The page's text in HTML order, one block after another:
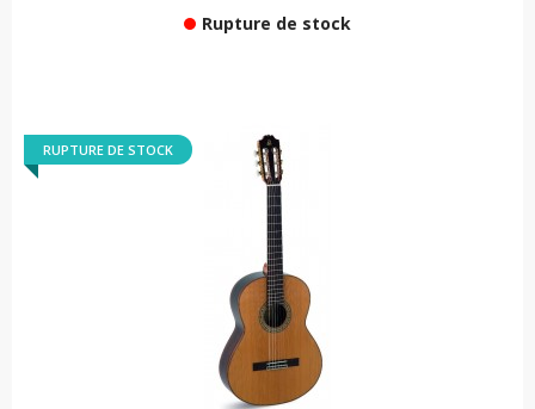
Rupture de stock
RUPTURE DE STOCK